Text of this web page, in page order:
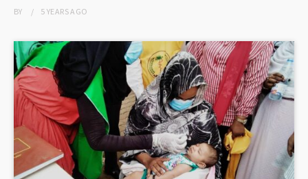
BY 5 YEARSAGO